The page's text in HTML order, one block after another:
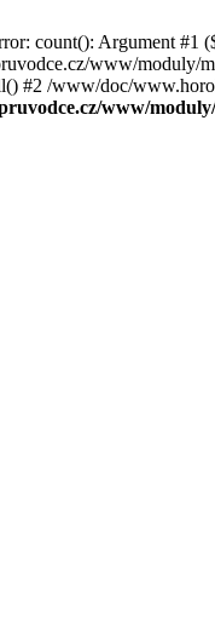
count(): Argument #1
www/moduly/
#2 /www/doc/
www/